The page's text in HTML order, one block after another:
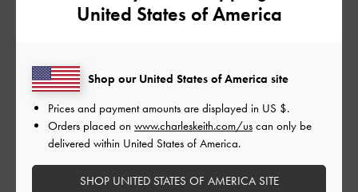
myoさんのレビュー
めちゃくちゃ可愛い😍🩷🩷🩷
その他（シューズ以外） |カラー: ブラック系
日本語に翻訳する
2024-08-16
United States of America
Shop our United States of America site
Prices and payment amounts are displayed in US $.
Orders placed on www.charleskeith.com/us can only be
delivered within United States of America.
SHOP UNITED STATES OF AMERICA SITE